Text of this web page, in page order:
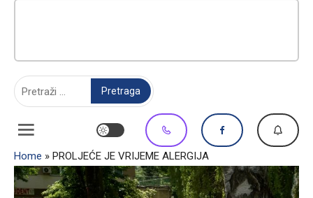
Home » PROLJEĆE JE VRIJEME ALERGIJA